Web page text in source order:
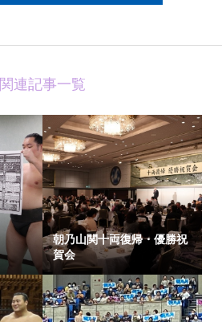
関連記事一覧
朝乃山関十両復帰・優勝祝
賀会